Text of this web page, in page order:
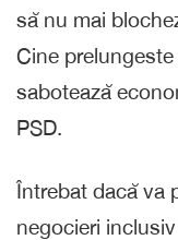
să nu mai
Cine
sabotează
PSD.
Întrebat dacă va
negocieri